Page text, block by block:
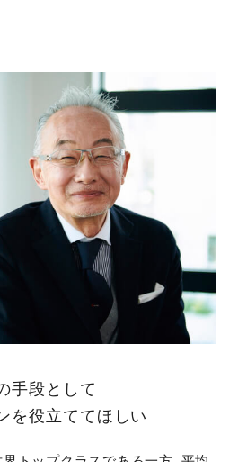
手段として
を役立ててほしい